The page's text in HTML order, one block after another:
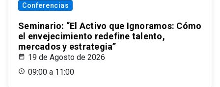
Conferencias
Seminario: “El Activo que Ignoramos: Cómo
el envejecimiento redefine talento,
mercados y estrategia”
19 de Agosto de 2026
09:00 a 11:00